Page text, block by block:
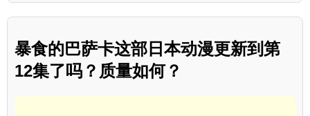
暴食的巴萨卡这部日本动漫更新到第
12集了吗？质量如何？